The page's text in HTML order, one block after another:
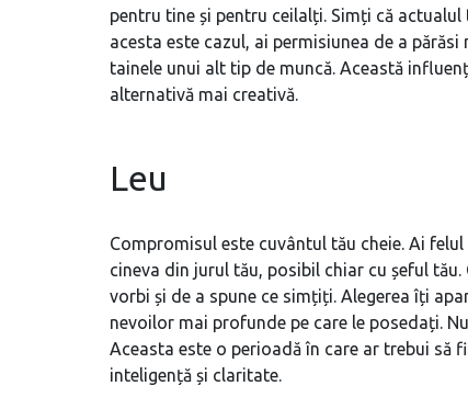
pentru tine și pentru ceilalți. Simți că
acesta este cazul, ai permisiunea de a
tainele unui alt tip de muncă. Această
alternativă mai creativă.
Leu
Compromisul este cuvântul tău cheie. Ai
cineva din jurul tău, posibil chiar cu șeful
vorbi și de a spune ce simțiți. Alegerea îți
nevoilor mai profunde pe care le posedați.
Aceasta este o perioadă în care ar trebui să
inteligență și claritate.